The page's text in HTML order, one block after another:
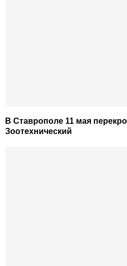
В Ставрополе 11 мая
Зоотехнический